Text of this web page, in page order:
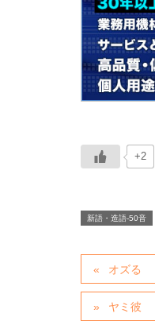
+2
新語・造語-50音
オズる
ヤミ彼